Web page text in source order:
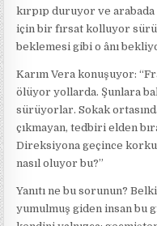
kırpıp duruyor ve
için bir fırsat kolluyor
beklemesi gibi o ânı
Karım Vera konuşuyor:
ölüyor yollarda. Şunlara
sürüyorlar. Sokak
çıkmayan, tedbiri elden
Direksiyona geçince
nasıl oluyor bu?”
Yanıtı ne bu sorunun?
yumulmuş giden insan bu